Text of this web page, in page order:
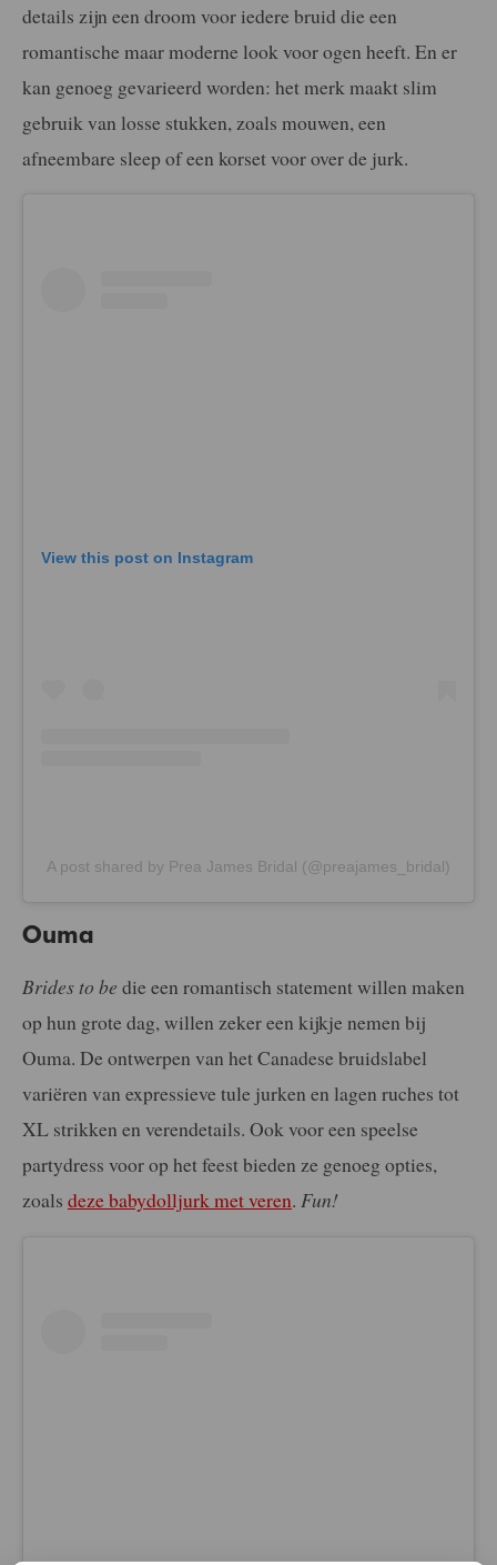
details zijn een droom voor iedere bruid die een
romantische maar moderne look voor ogen heeft. En er
kan genoeg gevarieerd worden: het merk maakt slim
gebruik van losse stukken, zoals mouwen, een
afneembare sleep of een korset voor over de jurk.
View this post on Instagram
A post shared by Prea James Bridal (@preajames_bridal)
Ouma
Brides to be die een romantisch statement willen maken
op hun grote dag, willen zeker een kijkje nemen bij
Ouma. De ontwerpen van het Canadese bruidslabel
variëren van expressieve tule jurken en lagen ruches tot
XL strikken en verendetails. Ook voor een speelse
partydress voor op het feest bieden ze genoeg opties,
zoals deze babydolljurk met veren. Fun!